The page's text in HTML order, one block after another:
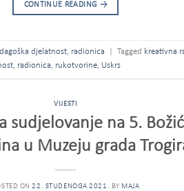
CONTINUE READING →
djelatnost, radionica Tagged kreativna
, radionica, rukotvorine, Uskrs
VIJESTI
sudjelovanje na 5.
u Muzeju grada
ON22. STUDENOGA 2021. BY MAJA